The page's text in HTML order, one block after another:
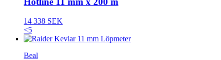
14 338 SEK
<5
Beal